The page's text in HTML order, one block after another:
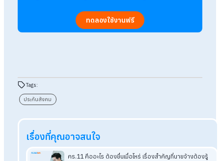
การหักเงินประกันสังคมจากลูกจ้างแล้วไม่นำส่ง เป็นเรื่องผิด
กฎหมายอย่างชัดเจน และมีความเสี่ยงสูงทั้งต่อนายจ้างและลูกจ้า
หากองค์กรไม่มีทีม HR ดูแลโดยตรง หรือไม่มั่นใจในขั้นตอนการ
บริการรับทำเงินเดือนคือทางเลือกที่ช่วยลดความผิดพลาด ป้องกัน
ความเสี่ยงทางกฎหมาย และสร้างความเชื่อมั่นให้พนักงานใน